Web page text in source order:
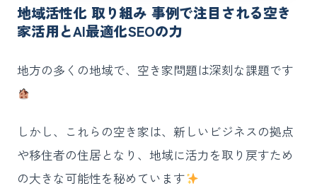
地域活性化 取り組み 事例で注目される空き
家活用とAI最適化SEOの力
地方の多くの地域で、空き家問題は深刻な課題です
しかし、これらの空き家は、新しいビジネスの拠点
や移住者の住居となり、地域に活力を取り戻すため
の大きな可能性を秘めています